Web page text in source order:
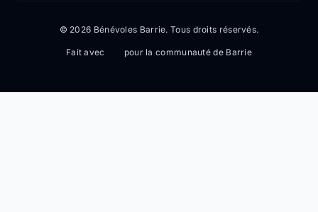
© 2026 Bénévoles Barrie. Tous droits réservés.
Fait avec pour la communauté de Barrie